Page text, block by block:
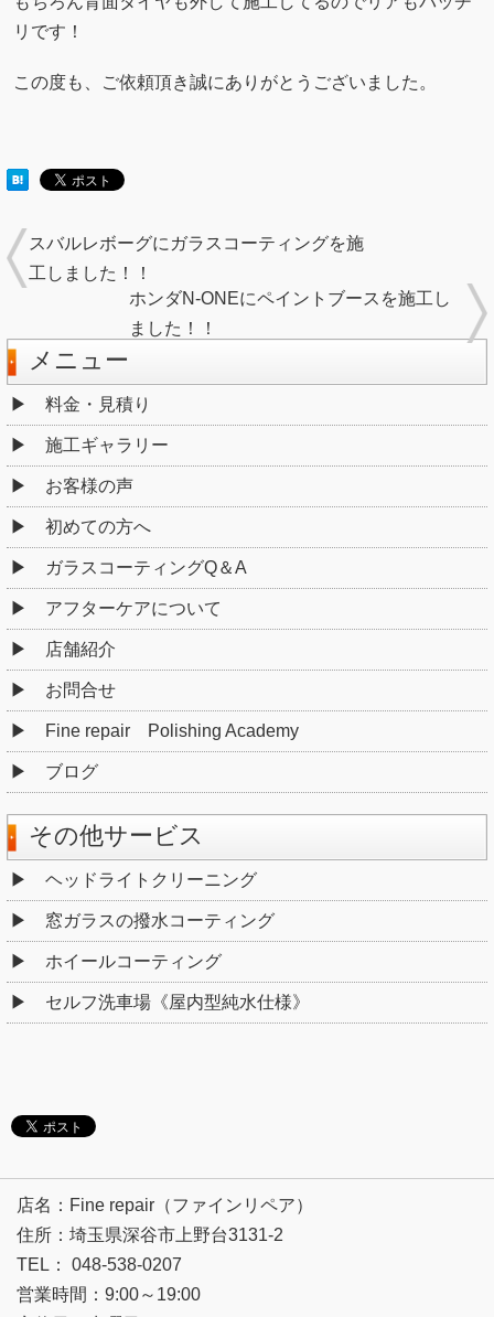
リです！
この度も、ご依頼頂き誠にありがとうございました。
スバルレボーグにガラスコーティングを施
工しました！！
ホンダN-ONEにペイントブースを施工し
ました！！
メニュー
料金・見積り
施工ギャラリー
お客様の声
初めての方へ
ガラスコーティングQ＆A
アフターケアについて
店舗紹介
お問合せ
Fine repair Polishing Academy
ブログ
その他サービス
ヘッドライトクリーニング
窓ガラスの撥水コーティング
ホイールコーティング
セルフ洗車場《屋内型純水仕様》
店名：Fine repair（ファインリペア）
住所：埼玉県深谷市上野台3131-2
TEL： 048-538-0207
営業時間：9:00～19:00